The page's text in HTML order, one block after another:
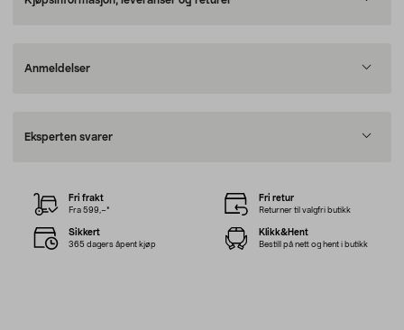
Anmeldelser
Eksperten svarer
Fri frakt
Fra 599,–*
Fri retur
Returner til valgfri butikk
Sikkert
365 dagers åpent kjøp
Klikk&Hent
Bestill på nett og hent i butikk